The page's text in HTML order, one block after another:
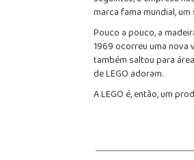
marca fama mundial,
Pouco a pouco, a
1969 ocorreu uma nova
também saltou para
de LEGO adoram.
A LEGO é, então, um